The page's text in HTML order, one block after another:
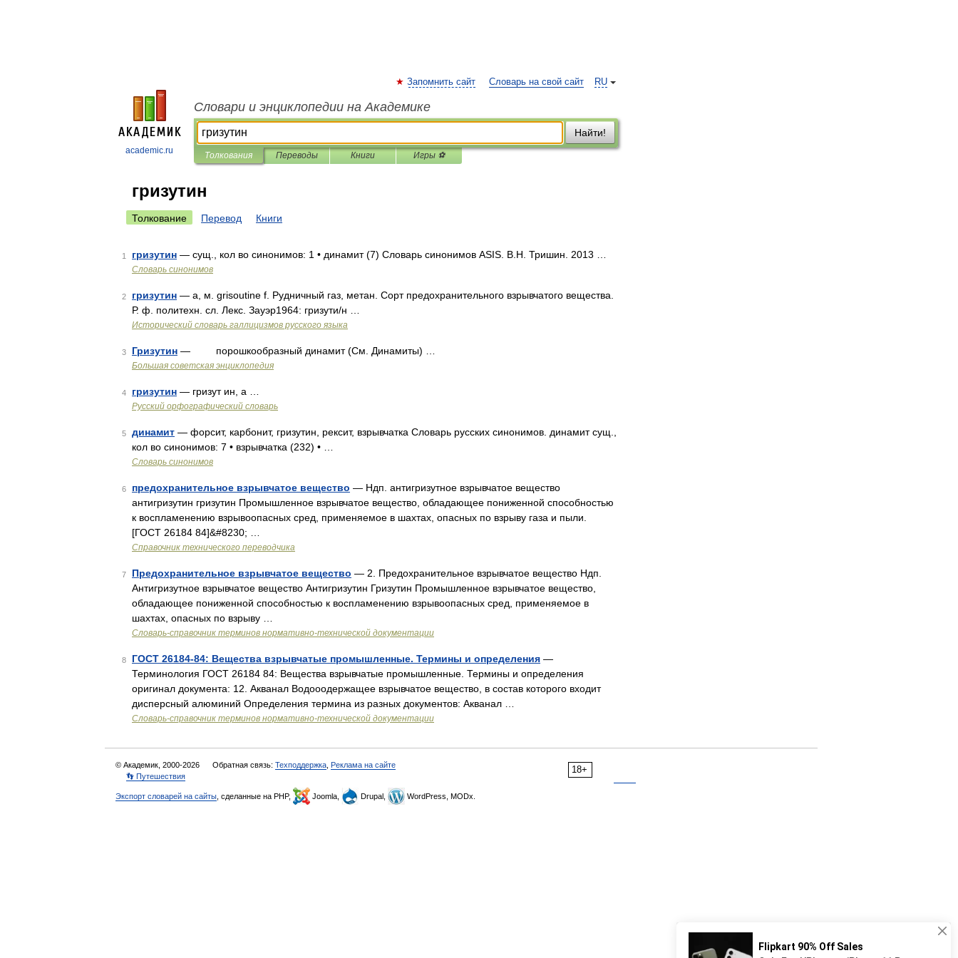
academic.ru
RU
Запомнить сайт Словарь на свой сайт
Словари и энциклопедии на Академике
Найти!
Толкования Переводы Книги Игры ⚽
гризутин
Толкование Перевод Книги
1 гризутин — сущ., кол во синонимов: 1 • динамит (7) Словарь синонимов ASIS. В.Н. Тришин. 2013 …
Словарь синонимов
2 гризутин — а, м. grisoutine f. Рудничный газ, метан. Сорт предохранительного взрывчатого вещества.
Р. ф. политехн. сл. Лекс. Зауэр1964: гризути/н …
Исторический словарь галлицизмов русского языка
3 Гризутин — порошкообразный динамит (См. Динамиты) …
Большая советская энциклопедия
4 гризутин — гризут ин, а …
Русский орфографический словарь
5 динамит — форсит, карбонит, гризутин, рексит, взрывчатка Словарь русских синонимов. динамит сущ.,
кол во синонимов: 7 • взрывчатка (232) • …
Словарь синонимов
6 предохранительное взрывчатое вещество — Ндп. антигризутное взрывчатое вещество
антигризутин гризутин Промышленное взрывчатое вещество, обладающее пониженной способностью
к воспламенению взрывоопасных сред, применяемое в шахтах, опасных по взрыву газа и пыли.
[ГОСТ 26184 84]&#8230; …
Справочник технического переводчика
7 Предохранительное взрывчатое вещество — 2. Предохранительное взрывчатое вещество Ндп.
Антигризутное взрывчатое вещество Антигризутин Гризутин Промышленное взрывчатое вещество,
обладающее пониженной способностью к воспламенению взрывоопасных сред, применяемое в
шахтах, опасных по взрыву …
Словарь-справочник терминов нормативно-технической документации
8 ГОСТ 26184-84: Вещества взрывчатые промышленные. Термины и определения —
Терминология ГОСТ 26184 84: Вещества взрывчатые промышленные. Термины и определения
оригинал документа: 12. Акванал Водооодержащее взрывчатое вещество, в состав которого входит
дисперсный алюминий Определения термина из разных документов: Акванал …
Словарь-справочник терминов нормативно-технической документации
18+
© Академик, 2000-2026 Обратная связь: Техподдержка Реклама на сайте
👣 Путешествия
Экспорт словарей на сайты , сделанные на PHP, Joomla, Drupal, WordPress, MODx.